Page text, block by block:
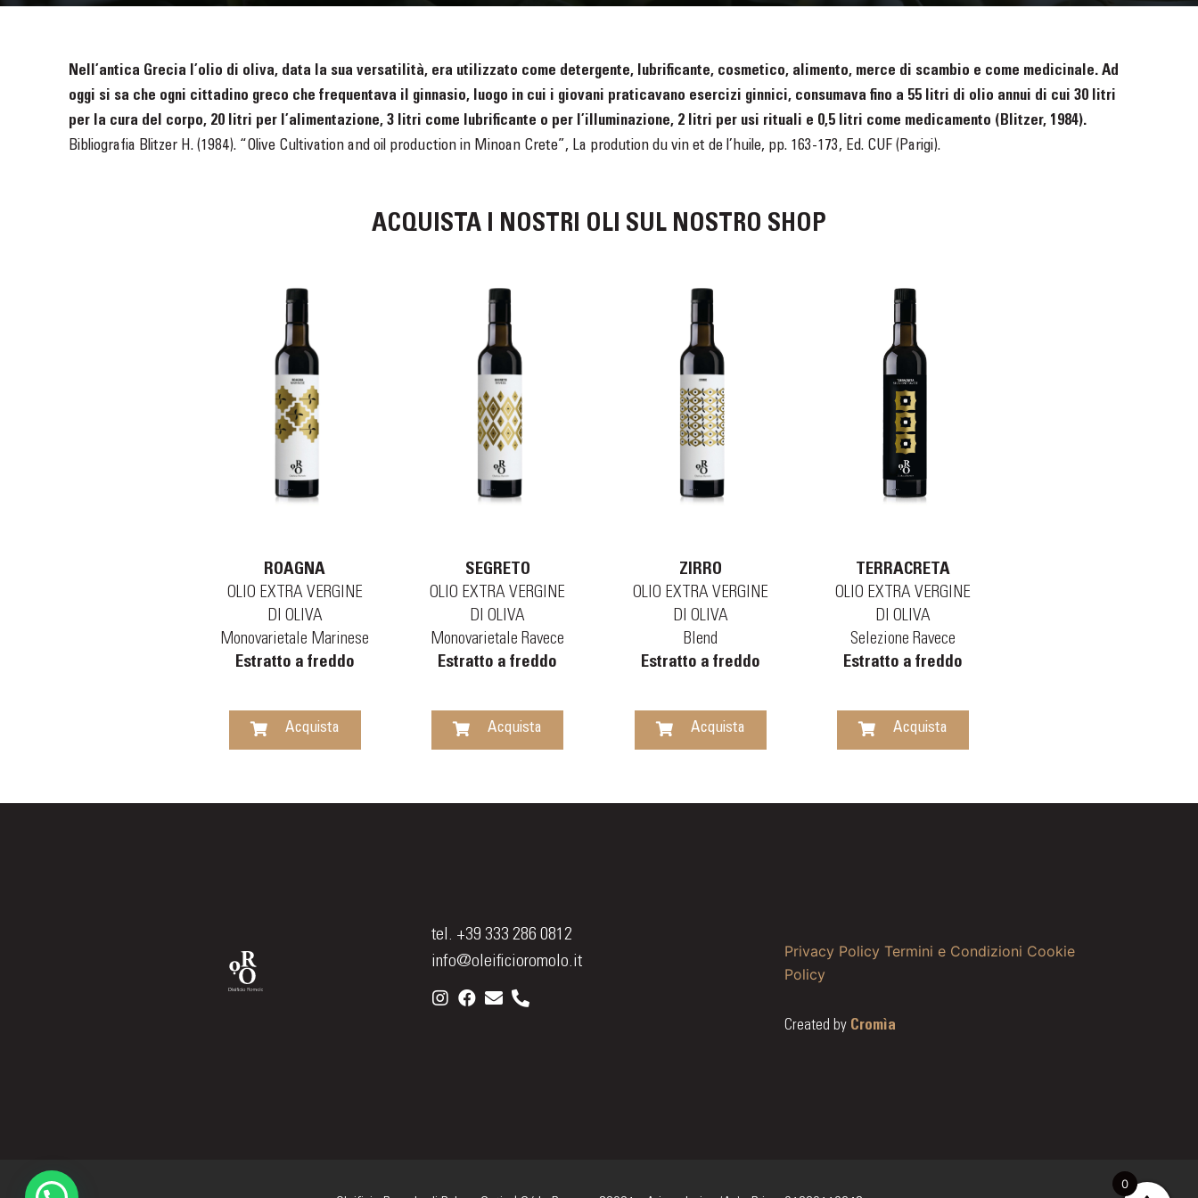
Nell’antica Grecia l’olio di oliva, data la sua versatilità, era utilizzato come detergente, lubrificante, cosmetico, alimento, merce di scambio e come medicinale. Ad
oggi si sa che ogni cittadino greco che frequentava il ginnasio, luogo in cui i giovani praticavano esercizi ginnici, consumava fino a 55 litri di olio annui di cui 30 litri
per la cura del corpo, 20 litri per l’alimentazione, 3 litri come lubrificante o per l’illuminazione, 2 litri per usi rituali e 0,5 litri come medicamento (Blitzer, 1984).
Bibliografia Blitzer H. (1984). “Olive Cultivation and oil production in Minoan Crete”, La prodution du vin et de l’huile, pp. 163-173, Ed. CUF (Parigi).
ACQUISTA I NOSTRI OLI SUL NOSTRO SHOP
ROAGNA
OLIO EXTRA VERGINE
DI OLIVA
Monovarietale Marinese
Estratto a freddo
Acquista
SEGRETO
OLIO EXTRA VERGINE
DI OLIVA
Monovarietale Ravece
Estratto a freddo
Acquista
ZIRRO
OLIO EXTRA VERGINE
DI OLIVA
Blend
Estratto a freddo
Acquista
TERRACRETA
OLIO EXTRA VERGINE
DI OLIVA
Selezione Ravece
Estratto a freddo
Acquista
tel. +39 333 286 0812
info@oleificioromolo.it
Privacy Policy Termini e Condizioni Cookie
Policy
Created by Cromìa
0